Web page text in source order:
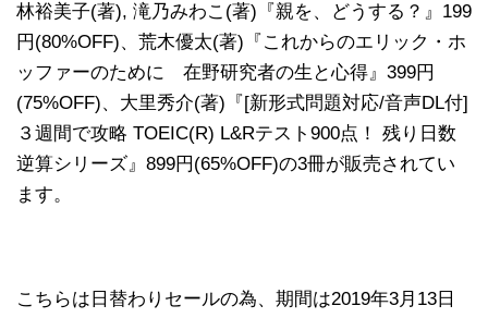
林裕美子(著), 滝乃みわこ(著)『親を、どうする？』199
円(80%OFF)、荒木優太(著)『これからのエリック・ホ
ッファーのために 在野研究者の生と心得』399円
(75%OFF)、大里秀介(著)『[新形式問題対応/音声DL付]
３週間で攻略 TOEIC(R) L&Rテスト900点！ 残り日数
逆算シリーズ』899円(65%OFF)の3冊が販売されてい
ます。
こちらは日替わりセールの為、期間は2019年3月13日